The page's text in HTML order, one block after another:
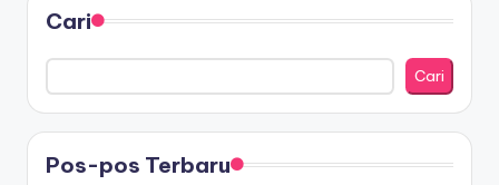
Cari
Cari
Pos-pos Terbaru